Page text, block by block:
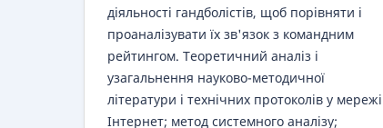
діяльності гандболістів, щоб порівняти і
проаналізувати їх зв'язок з командним
рейтингом. Теоретичний аналіз і
узагальнення науково-методичної
літератури і технічних протоколів у мережі
Інтернет; метод системного аналізу;